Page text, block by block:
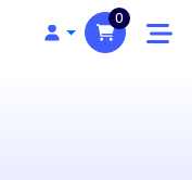
0